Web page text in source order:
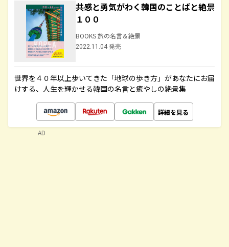
共感と勇気がわく韓国のことばと絶景
１００
BOOKS 旅の名言＆絶景
2022.11.04 発売
世界を４０年以上歩いてきた「地球の歩き方」があなたにお届
けする、人生を輝かせる韓国の名言と癒やしの絶景集
詳細を見る
AD